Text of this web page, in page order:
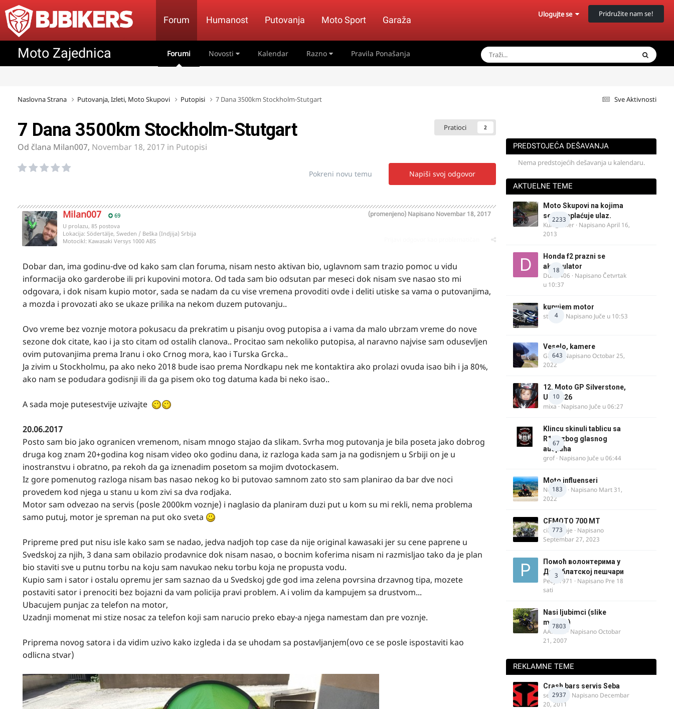
Forum Humanost Putovanja Moto Sport Garaža
Ulogujte se Pridružite nam se!
Moto Zajednica Forumi Novosti Kalendar Razno Pravila Ponašanja
Sve Aktivnosti
Naslovna Strana Putovanja, Izleti, Moto Skupovi Putopisi 7 Dana 3500km Stockholm-Stutgart
Pratioci 2
7 Dana 3500km Stockholm-Stutgart
Od člana Milan007, Novembar 18, 2017 in Putopisi
Napiši svoj odgovor
Pokreni novu temu
Milan007 69 Napisano Novembar 18, 2017
(promenjeno)
U prolazu, 85 postova
Lokacija: Södertälje, Sweden / Beška (Indjija) Srbija
Motocikl: Kawasaki Versys 1000 ABS
Dobar dan, ima godinu-dve od kako sam clan foruma, nisam nesto aktivan bio, uglavnom sam trazio pomoc u vidu
informacija oko garderobe ili pri kupovini motora. Od tada sam bio odsutan par meseci dok nisam sve nasao sto mi
odgovara, i dok nisam kupio motor, sada se nadam da cu vise vremena provoditi ovde i deliti utiske sa vama o putovanjima,
a mozda i provozati ako se ukaze prilika na nekom duzem putovanju..
Ovo vreme bez voznje motora pokusacu da prekratim u pisanju ovog putopisa a i vama da malo ubrzam vreme do nove
sezone dok citate, kao i ja sto citam od ostalih clanova.. Procitao sam nekoliko putopisa, al naravno najvise sam odusevljen
ovim putovanjima prema Iranu i oko Crnog mora, kao i Turska Grcka..
Ja zivim u Stockholmu, pa ako neko 2018 bude isao prema Nordkapu nek me kontaktira ako prolazi ovuda isao bih i ja 80%,
ako nam se podudara godisnji ili da ga pisem oko tog datuma kada bi neko isao..
A sada moje putesestvije uzivajte
20.06.2017
Posto sam bio jako ogranicen vremenom, nisam mnogo stajao da slikam. Svrha mog putovanja je bila poseta jako dobrog
druga kog znam 20+godina kog nisam video oko godinu dana, iz razloga kada sam ja na godisnjem u Srbiji on je u
inostranstvu i obratno, pa rekoh da ga iznenadim posetom sa mojim dvotockasem.
Iz gore pomenutog razloga nisam bas nasao nekog ko bi putovao samnom zato sto sam planirao da bar dve noci
provedem kod njega u stanu u kom zivi sa dva rodjaka.
Motor sam odvezao na servis (posle 2000km voznje) i naglasio da planiram duzi put u kom su mi rekli, nema problema
samo putuj, motor je spreman na put oko sveta
Pripreme pred put nisu isle kako sam se nadao, jedva nadjoh top case da nije original kawasaki jer su cene paprene u
Svedskoj za njih, 3 dana sam obilazio prodavnice dok nisam nasao, o bocnim koferima nisam ni razmisljao tako da je plan
bio staviti sve u putnu torbu na koju sam navukao neku torbu koja ne propusta vodu.
Kupio sam i sator i ostalu opremu jer sam saznao da u Svedskoj gde god ima zelena povrsina drzavnog tipa, mozete
postaviti sator i prenociti bez bojazni da vam policija pravi problem. A i volim da kampujem sa drustvom...
Ubacujem punjac za telefon na motor,
Uzadnji momenat mi stize nosac za telefon koji sam narucio preko ebay-a njega namestam dan pre voznje.
Priprema novog satora i da vidim uzivo kako izgleda i da se uhodam sa postavljanjem(ovo ce se posle ispostaviti kao
odlicna stvar)
PREDSTOJEĆA DEŠAVANJA
Nema predstojećih dešavanja u kalendaru.
AKTUELNE TEME
2233
Moto Skupovi na kojima
se ne naplaćuje ulaz.
Kum_Mixer · NapisanoApril 16,
2013
18
Honda f2 prazni se
akomulator
Dule1406 · NapisanoČetvrtak
u 10:37
4
kupujem motor
strugo · Napisano Juče u 10:53
643
Veselo, kamere
GR 46· NapisanoOctobar 25,
2022
10
12. Moto GP Silverstone,
UK, 2026
mixa · Napisano Juče u 06:27
67
Klincu skinuli tablicu sa
R125 zbog glasnog
auspuha
grof· Napisano Juče u 06:44
183
Moto influenseri
Nolanka · Napisano Mart 31,
2022
773
CFMOTO 700 MT
cika miloje · Napisano
Septembar 27, 2023
3
Помоћ волонтерима у
Делиблатској пешчари
Pedja1971 · Napisano Pre 18
sati
7803
Nasi ljubimci (slike
motora)
AArnold · NapisanoOctobar
21, 2007
REKLAMNE TEME
2937
Crash bars servis Seba
seba011 · Napisano Decembar
20, 2011